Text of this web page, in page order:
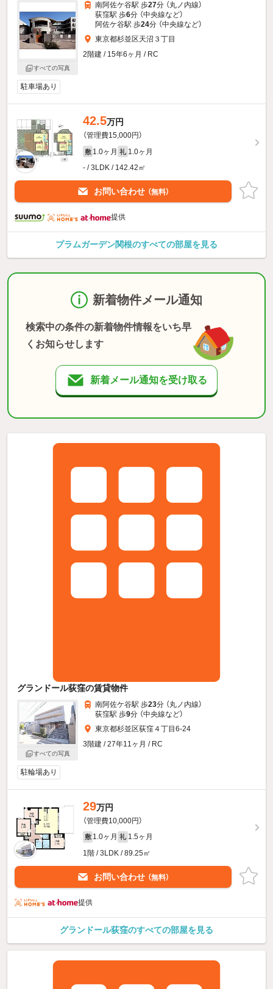
すべての写真
南阿佐ケ谷駅 歩27分 （丸ノ内線）
荻窪駅 歩6分 （中央線など）
阿佐ケ谷駅 歩24分 （中央線など）
東京都杉並区天沼３丁目
2階建 / 15年6ヶ月 / RC
駐車場あり
42.5万円
（管理費15,000円）
敷 1.0ヶ月 礼 1.0ヶ月
- / 3LDK / 142.42㎡
お問い合わせ （無料）
提供
プラムガーデン関根のすべての部屋を見る
新着物件メール通知
検索中の条件の新着物件情報をいち早
くお知らせします
新着メール通知を受け取る
グランドール荻窪の賃貸物件
すべての写真
南阿佐ケ谷駅 歩23分 （丸ノ内線）
荻窪駅 歩9分 （中央線など）
東京都杉並区荻窪４丁目6-24
3階建 / 27年11ヶ月 / RC
駐輪場あり
29万円
（管理費10,000円）
敷 1.0ヶ月 礼 1.5ヶ月
1階 / 3LDK / 89.25㎡
お問い合わせ （無料）
提供
グランドール荻窪のすべての部屋を見る